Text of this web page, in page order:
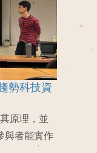
勢科技資
原理，並
與者能實作